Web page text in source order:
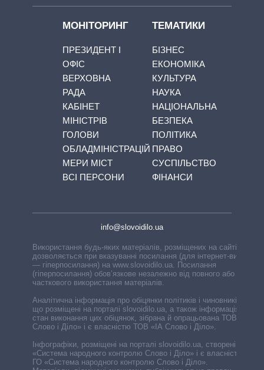
МОНІТОРИНГ
ПРЕЗИДЕНТ І
ОФІС
ВЕРХОВНА
РАДА
КАБІНЕТ
МІНІСТРІВ
ГОЛОВИ
ОБЛАДМІНІСТРАЦІЙ
МЕРИ МІСТ
ВСІ ПЕРСОНИ
ТЕМАТИКИ
БІЗНЕС
ЕКОНОМІКА
КУЛЬТУРА
НАУКА
НАЦІОНАЛЬНА
БЕЗПЕКА
ПОЛІТИКА
ПРАВО
СУСПІЛЬСТВО
ФІНАНСИ
info@slovoidilo.ua
Використання будь-яких матеріалів, розміщених на сайті,
дозволяється при вказуванні посилання (для інтернет-видань
— гіперпосилання) на www.slovoidilo.ua. Посилання
(гіперпосилання) обов’язкове незалежно від повного або
часткового використання матеріалів.
Аналітична інформація про обіцянки політиків і чиновників,
що розміщені на порталі slovoidilo.ua, а також інформація про
стан виконання цих обіцянок, зібрана й опрацьована ТОВ «ІА
Слово і Діло» і є власністю ТОВ «ІА Слово і Діло».
Інфографіки, розміщені на порталі slovoidilo.ua, створені ГО
«Система народного контролю Слово і Діло» і є власністю
ГО «Система народного контролю Слово і Діло».